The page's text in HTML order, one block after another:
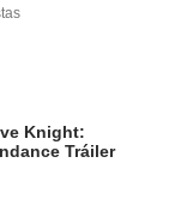
Knight:
Tráiler